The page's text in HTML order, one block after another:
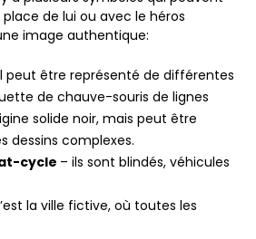
de lui ou avec le héros
image authentique:
peut être représenté de différentes
de chauve-souris de lignes
solide noir, mais peut être
dessins complexes.
cycle – ils sont blindés, véhicules
la ville fictive, où toutes les